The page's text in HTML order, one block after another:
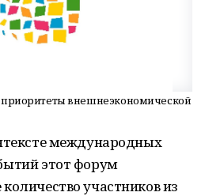
внешнеэкономической
международных
этот форум
участников из